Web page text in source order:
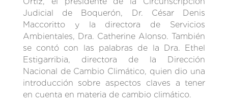
Judicial de Boquerón, Dr. César Denis
Maccoritto y la directora de Servicios
Ambientales, Dra. Catherine Alonso. También
se contó con las palabras de la Dra. Ethel
Estigarribia, directora de la Dirección
Nacional de Cambio Climático, quien dio una
introducción sobre aspectos claves a tener
en cuenta en materia de cambio climático.